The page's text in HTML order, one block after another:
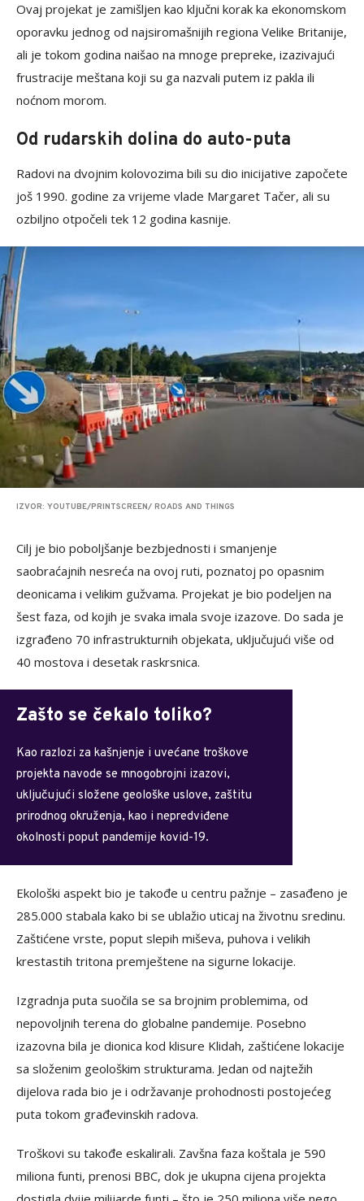
Ovaj projekat je zamišljen kao ključni korak ka ekonomskom
oporavku jednog od najsiromašnijih regiona Velike Britanije,
ali je tokom godina naišao na mnoge prepreke, izazivajući
frustracije meštana koji su ga nazvali putem iz pakla ili
noćnom morom.
Od rudarskih dolina do auto-puta
Radovi na dvojnim kolovozima bili su dio inicijative započete
još 1990. godine za vrijeme vlade Margaret Tačer, ali su
ozbiljno otpočeli tek 12 godina kasnije.
IZVOR: YOUTUBE/PRINTSCREEN/ ROADS AND THINGS
Cilj je bio poboljšanje bezbjednosti i smanjenje
saobraćajnih nesreća na ovoj ruti, poznatoj po opasnim
deonicama i velikim gužvama. Projekat je bio podeljen na
šest faza, od kojih je svaka imala svoje izazove. Do sada je
izgrađeno 70 infrastrukturnih objekata, uključujući više od
40 mostova i desetak raskrsnica.
Zašto se čekalo toliko?
Kao razlozi za kašnjenje i uvećane troškove
projekta navode se mnogobrojni izazovi,
uključujući složene geološke uslove, zaštitu
prirodnog okruženja, kao i nepredviđene
okolnosti poput pandemije kovid-19.
Ekološki aspekt bio je takođe u centru pažnje – zasađeno je
285.000 stabala kako bi se ublažio uticaj na životnu sredinu.
Zaštićene vrste, poput slepih miševa, puhova i velikih
krestastih tritona premještene na sigurne lokacije.
Izgradnja puta suočila se sa brojnim problemima, od
nepovoljnih terena do globalne pandemije. Posebno
izazovna bila je dionica kod klisure Klidah, zaštićene lokacije
sa složenim geološkim strukturama. Jedan od najtežih
dijelova rada bio je i održavanje prohodnosti postojećeg
puta tokom građevinskih radova.
Troškovi su takođe eskalirali. Zavšna faza koštala je 590
miliona funti, prenosi BBC, dok je ukupna cijena projekta